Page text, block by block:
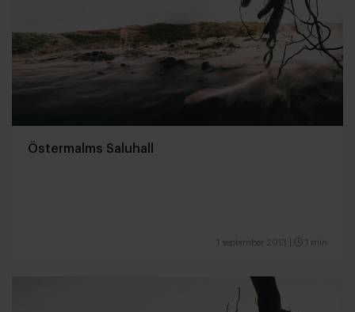
Östermalms Saluhall
1 september 2013 1 min